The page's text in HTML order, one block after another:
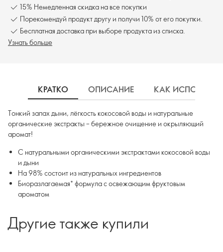
15% Немедленная скидка на все покупки
Порекомендуй продукт другу и получи 10% от его покупки.
Бесплатная доставка при выборе продукта из списка.
Узнать больше
КРАТКО ОПИСАНИЕ КАК
Тонкий запах дыни, лёгкость кокосовой воды и натуральные
органические экстракты – бережное очищение и окрыляющий
аромат!
С натуральными органическими экстрактами кокосовой воды
и дыни
На 98% состоит из натуральных ингредиентов
Биоразлагаемая* формула с освежающим фруктовым
ароматом
Другие также купили